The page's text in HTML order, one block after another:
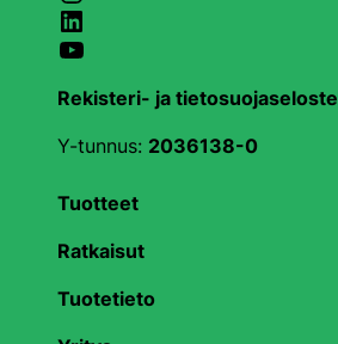
LinkedIn
YouTube
Rekisteri- ja tietosuojaseloste
Y-tunnus: 2036138-0
Tuotteet
Ratkaisut
Tuotetieto